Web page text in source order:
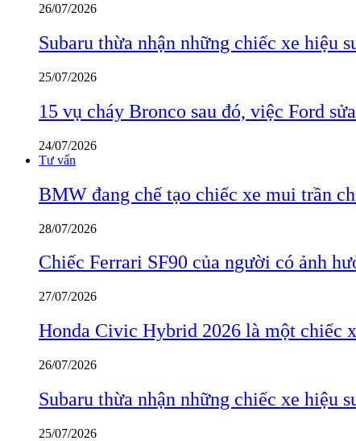
26/07/2026
Subaru thừa nhận những chiếc xe hiệu
25/07/2026
15 vụ cháy Bronco sau đó, việc Ford
24/07/2026
Tư vấn
BMW đang chế tạo chiếc xe mui trần
28/07/2026
Chiếc Ferrari SF90 của người có ảnh
27/07/2026
Honda Civic Hybrid 2026 là một chiếc
26/07/2026
Subaru thừa nhận những chiếc xe hiệu
25/07/2026